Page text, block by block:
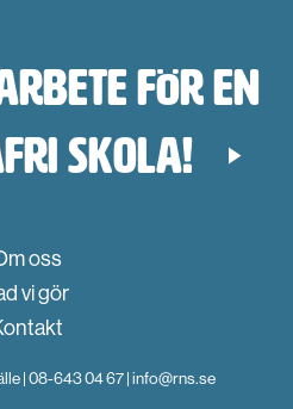
för en
skola!
oss
vi gör
| 08-643 04 67 | info@rns.se